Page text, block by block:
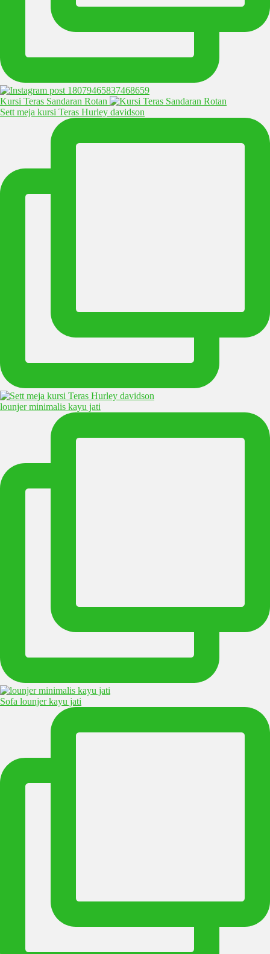
Kursi Teras Sandaran Rotan
Sett meja kursi Teras Hurley davidson
lounjer minimalis kayu jati
Sofa lounjer kayu jati